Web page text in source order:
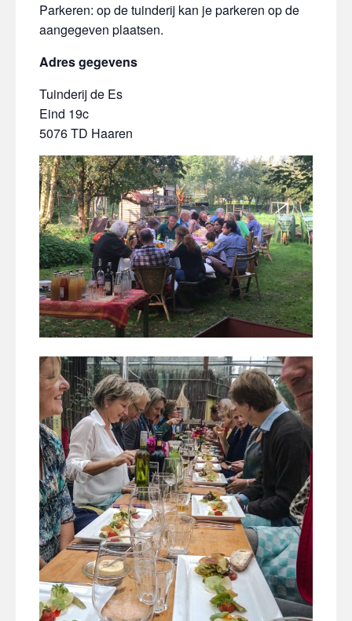
Parkeren: op de tuinderij kan je parkeren op de
aangegeven plaatsen.
Adres gegevens
Tuinderij de Es
Eind 19c
5076 TD Haaren